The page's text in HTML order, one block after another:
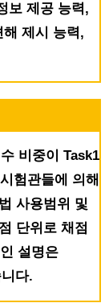
보 제공 능력,
제시 능력,
비중이 Task1
험관들에 의해
사용범위 및
단위로 채점
설명은
다.